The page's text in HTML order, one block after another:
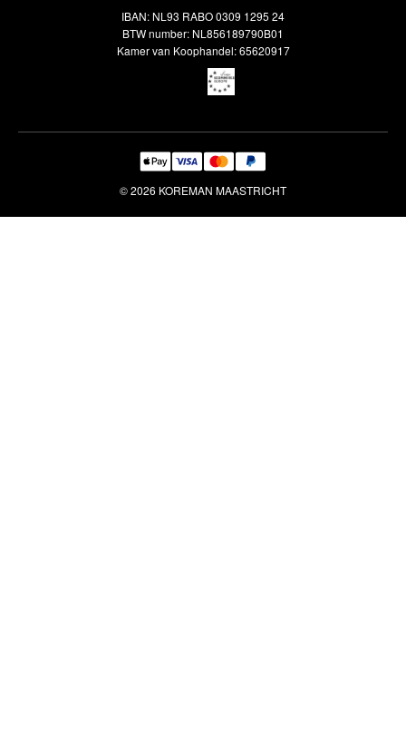
Veelgestelde vragen
IBAN: NL93 RABO 0309 1295 24
BTW number: NL856189790B01
Kamer van Koophandel: 65620917
© 2026 KOREMAN MAASTRICHT